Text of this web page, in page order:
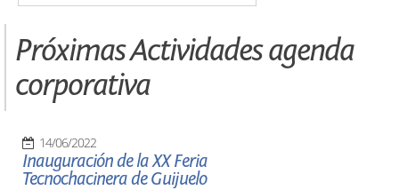
Próximas Actividades agenda
corporativa
14/06/2022
Inauguración de la XX Feria
Tecnochacinera de Guijuelo